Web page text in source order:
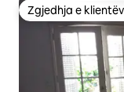
Zgjedhja e
Zgjedhja e